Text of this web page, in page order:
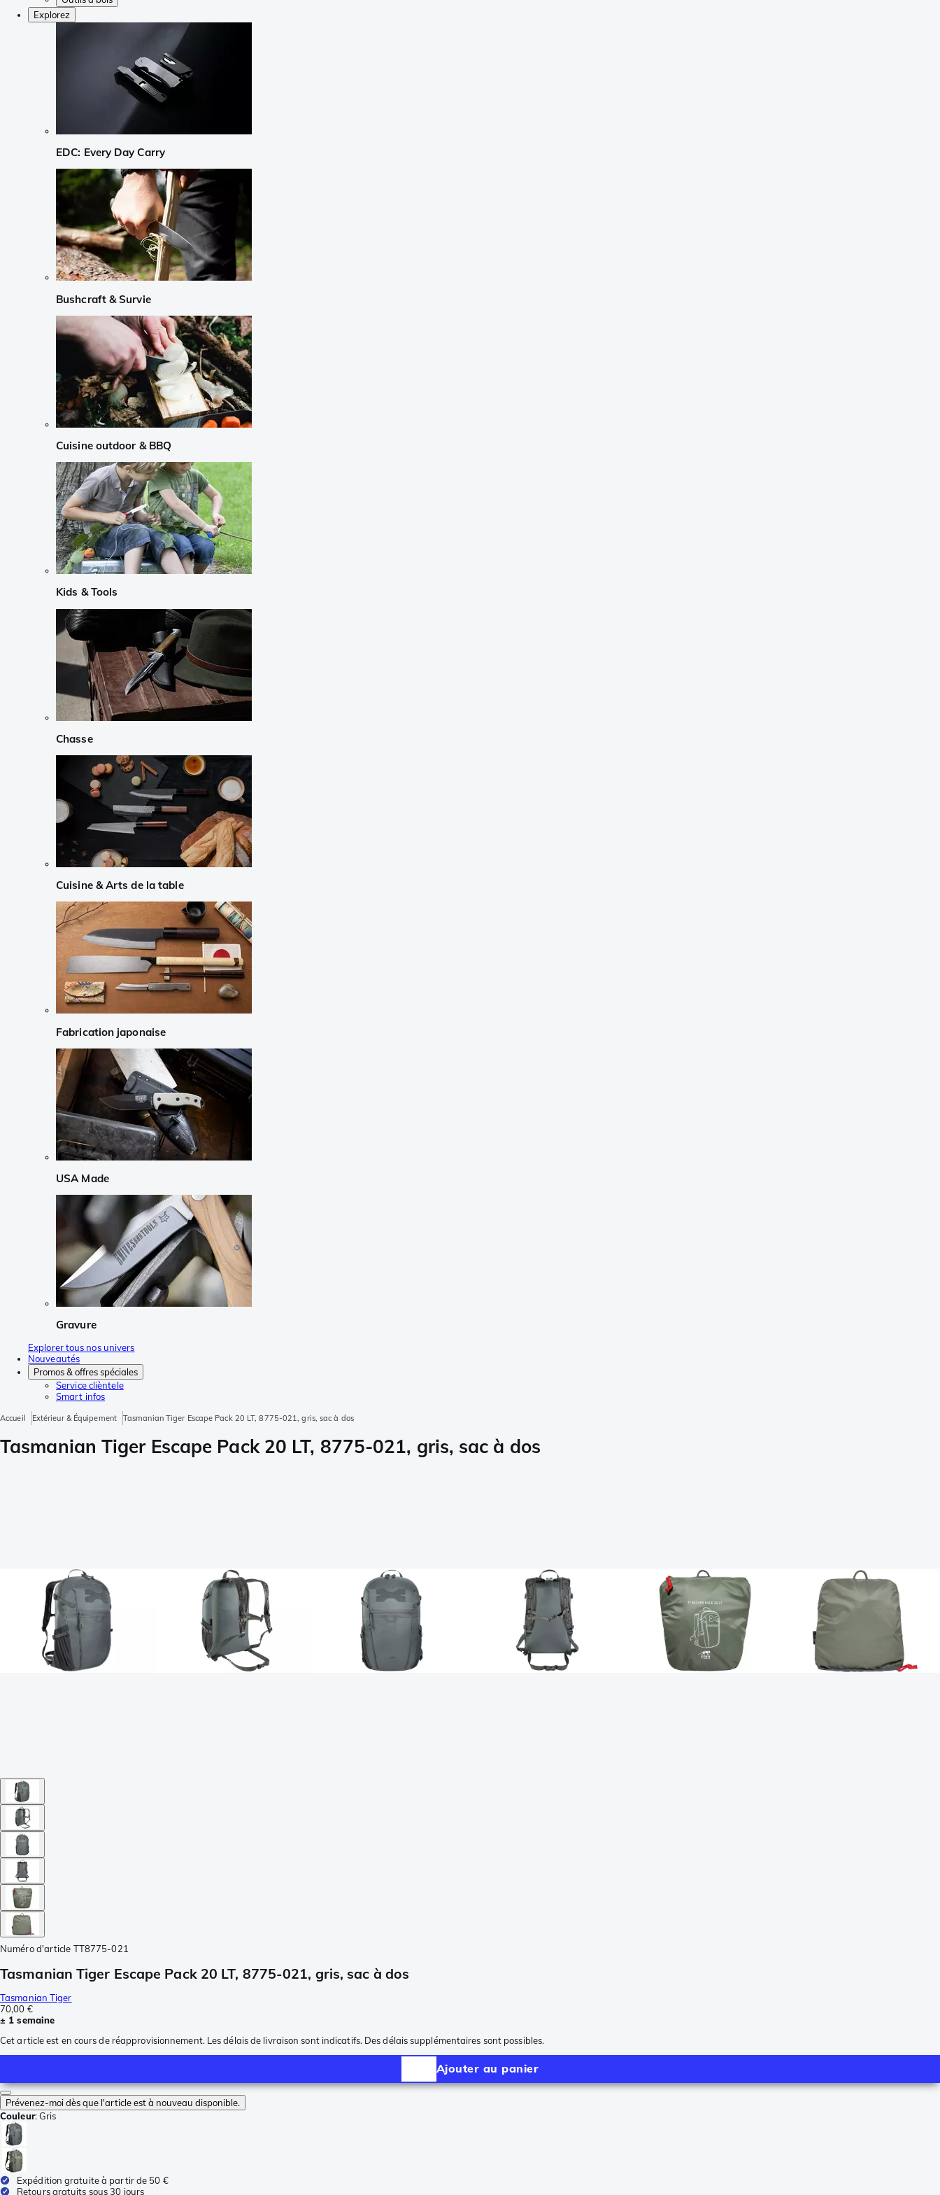
Explorez
EDC: Every Day Carry
Bushcraft & Survie
Cuisine outdoor & BBQ
Kids & Tools
Chasse
Cuisine & Arts de la table
Fabrication japonaise
USA Made
Gravure
Explorer tous nos univers
Nouveautés
Promos & offres spéciales
Service clièntele
Smart infos
Accueil Extérieur & Équipement Tasmanian Tiger Escape Pack 20 LT, 8775-021, gris, sac à dos
Tasmanian Tiger Escape Pack 20 LT, 8775-021, gris, sac à dos
Numéro d'article TT8775-021
Tasmanian Tiger Escape Pack 20 LT, 8775-021, gris, sac à dos
Tasmanian Tiger
70,00 €
± 1 semaine
Cet article est en cours de réapprovisionnement. Les délais de livraison sont indicatifs. Des délais supplémentaires sont possibles.
Ajouter au panier
Prévenez-moi dès que l'article est à nouveau disponible.
Couleur:Gris
Expédition gratuite à partir de 50 €
Retours gratuits sous 30 jours